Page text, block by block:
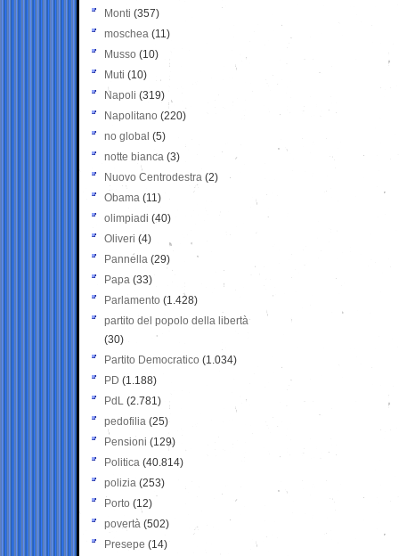
Monti (357)
moschea (11)
Musso (10)
Muti (10)
Napoli (319)
Napolitano (220)
no global (5)
notte bianca (3)
Nuovo Centrodestra (2)
Obama (11)
olimpiadi (40)
Oliveri (4)
Pannella (29)
Papa (33)
Parlamento (1.428)
partito del popolo della libertà
(30)
Partito Democratico (1.034)
PD (1.188)
PdL (2.781)
pedofilia (25)
Pensioni (129)
Politica (40.814)
polizia (253)
Porto (12)
povertà (502)
Presepe (14)